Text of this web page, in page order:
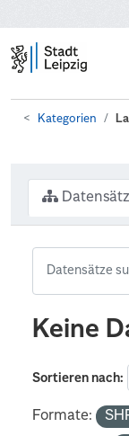
Kategorien
Keine
Sortieren nach
Formate: